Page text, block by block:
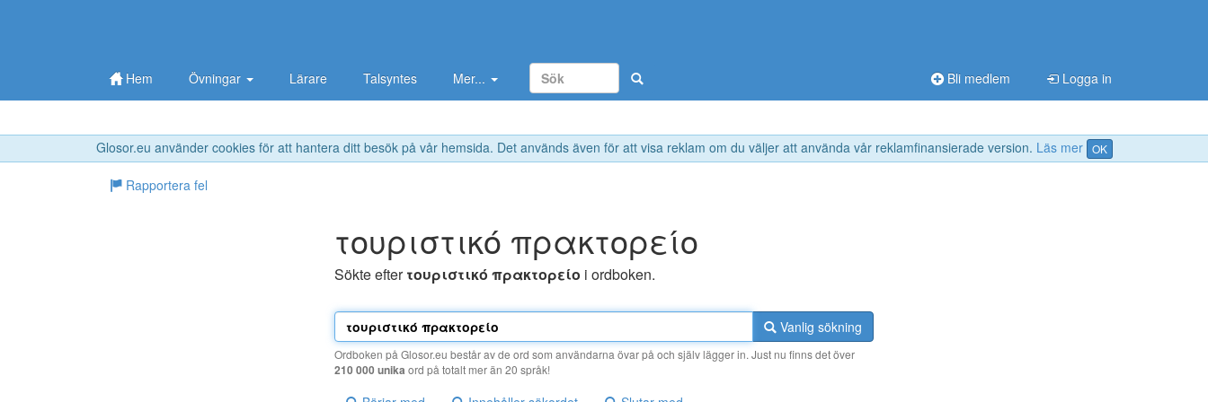
Glosor.eu använder cookies för att hantera ditt besök på vår hemsida. Det används även för att visa reklam om du väljer att använda vår reklamfinansierade version. Läs mer OK
Hem Övningar Lärare Talsyntes Mer... Bli medlem Logga in
Rapportera fel
τoυριστικό πρακτoρείo
Sökte efterτoυριστικό πρακτoρείo i ordboken.
Vanlig sökning
Ordboken på Glosor.eu består av de ord som användarna övar på och själv lägger in. Just nu finns det över
210 000 unika ord på totalt mer än 20 språk!